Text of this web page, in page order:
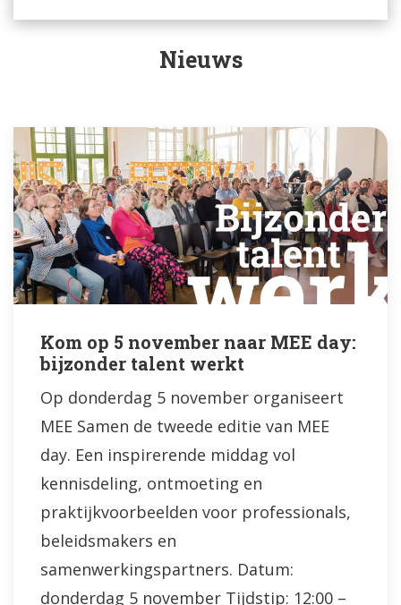
Nieuws
Kom op 5 november naar MEE day:
bijzonder talent werkt
Op donderdag 5 november organiseert
MEE Samen de tweede editie van MEE
day. Een inspirerende middag vol
kennisdeling, ontmoeting en
praktijkvoorbeelden voor professionals,
beleidsmakers en
samenwerkingspartners. Datum:
donderdag 5 november Tijdstip: 12:00 –